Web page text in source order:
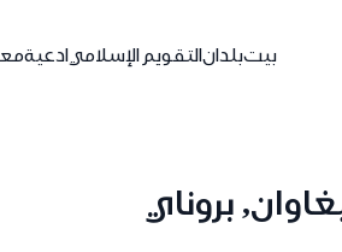
بيتبلدانالتقويم الإسلاميادعية
بروناي